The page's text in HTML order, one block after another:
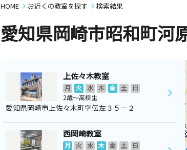
HOME お近くの教室を探す 検索結果
愛知県岡崎市昭和町河
上佐々木教室
月 火 水 木 金 土
日
2歳～高校生
愛知県岡崎市上佐々木町字伝左３５－２
西岡崎教室
月 火 水 木 金 土
日